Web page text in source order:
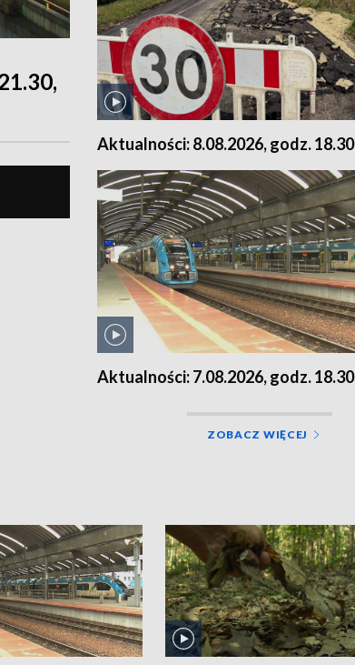
Aktualności: 8.08.2026, godz. 18.30
Aktualności: 7.08.2026, godz. 18.30
ZOBACZ WIĘCEJ